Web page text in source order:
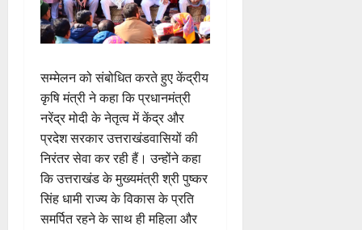
सम्मेलन को संबोधित करते हुए केंद्रीय
कृषि मंत्री ने कहा कि प्रधानमंत्री
नरेंद्र मोदी के नेतृत्व में केंद्र और
प्रदेश सरकार उत्तराखंडवासियों की
निरंतर सेवा कर रही हैं। उन्होंने कहा
कि उत्तराखंड के मुख्यमंत्री श्री पुष्कर
सिंह धामी राज्य के विकास के प्रति
समर्पित रहने के साथ ही महिला और